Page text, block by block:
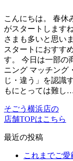
こんにちは。 春休
がスタートします
さまも多いと思い
スタートにおすす
す。 今日は一部
ニング マッチング
じ・違う」を認識
もにとっては難し
そごう横浜店の
店舗TOPはこちら
最近の投稿
これまでご